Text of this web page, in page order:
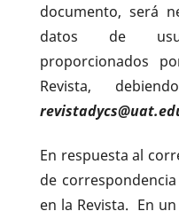
documento, será
datos de
proporcionados
Revista,
En respuesta al
de
en la Revista. En